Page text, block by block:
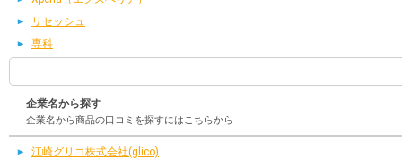
リセッシュ
専科
企業名から探す
企業名から商品の口コミを探すにはこちらから
江崎グリコ株式会社(glico)